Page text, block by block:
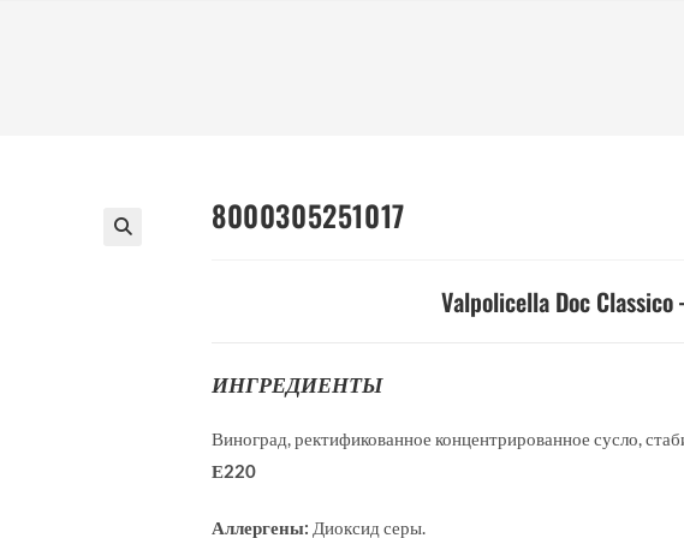
8000305251017
Valpolicella Doc Classico
ИНГРЕДИЕНТЫ
Виноград, ректификованное концентрированное сусло,
Е220
Аллергены: Диоксид серы.